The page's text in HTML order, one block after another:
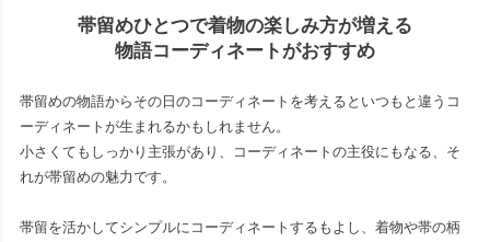
帯留めひとつで着物の楽しみ方が増える
物語コーディネートがおすすめ
帯留めの物語からその日のコーディネートを考えるといつもと違うコ
ーディネートが生まれるかもしれません。
小さくてもしっかり主張があり、コーディネートの主役にもなる、そ
れが帯留めの魅力です。
帯留を活かしてシンプルにコーディネートするもよし、着物や帯の柄